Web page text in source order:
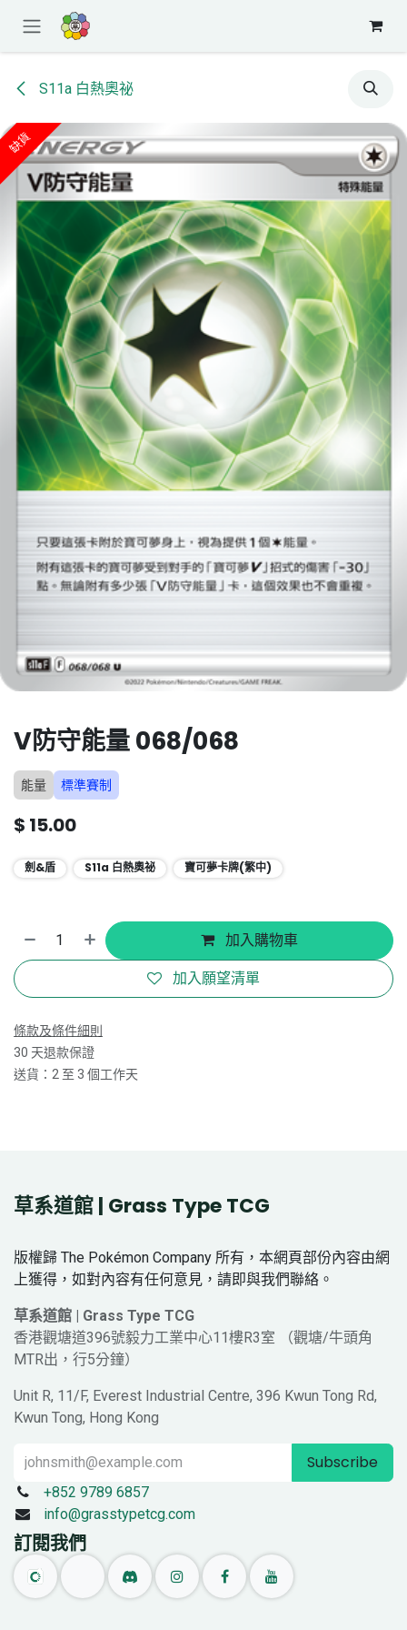
S11a 白熱奧祕
缺貨
V防守能量 068/068
能量 標準賽制
$ 15.00
劍&盾 S11a 白熱奧祕 寶可夢卡牌(繁中)
加入購物車
加入願望清單
條款及條件細則
30 天退款保證
送貨：2 至 3 個工作天
草系道館 | Grass Type TCG
版權歸 The Pokémon Company 所有，本網頁部份內容由網
上獲得，如對內容有任何意見，請即與我們聯絡。
草系道館 | Grass Type TCG
香港觀塘道396號毅力工業中心11樓R3室 （觀塘/牛頭角
MTR出，行5分鐘）
Unit R, 11/F, Everest Industrial Centre, 396 Kwun Tong Rd,
Kwun Tong, Hong Kong
Subscribe
+852 9789 6857
info@grasstypetcg.com
訂閱我們